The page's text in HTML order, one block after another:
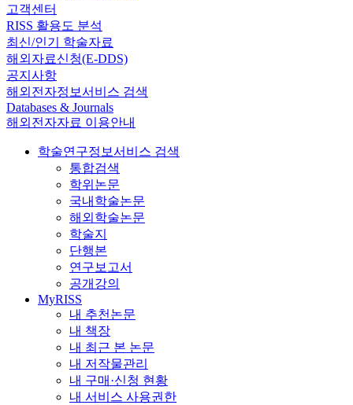
고객센터
RISS 활용도 분석
최신/인기 학술자료
해외자료신청(E-DDS)
공지사항
해외전자정보서비스 검색
Databases & Journals
해외전자자료 이용안내
학술연구정보서비스 검색
통합검색
학위논문
국내학술논문
해외학술논문
학술지
단행본
연구보고서
공개강의
MyRISS
내 추천논문
내 책장
내 최근 본 논문
내 저작물관리
내 구매·신청 현황
내 서비스 사용권한